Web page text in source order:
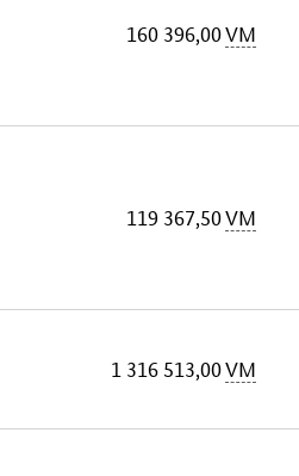
160 396,00VM
119 367,50VM
1 316 513,00VM